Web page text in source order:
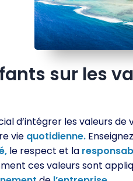
sur les
d’intégrer les valeurs
vie quotidienne.
le respect et la
ces valeurs sont